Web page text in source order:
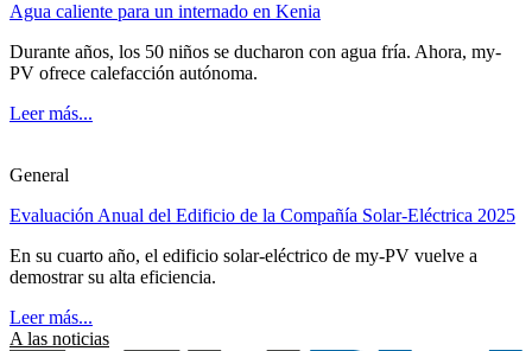
Agua caliente para un internado en Kenia
Durante años, los 50 niños se ducharon con agua fría. Ahora, my-
PV ofrece calefacción autónoma.
Leer más...
General
Evaluación Anual del Edificio de la Compañía Solar-Eléctrica 2025
En su cuarto año, el edificio solar-eléctrico de my-PV vuelve a
demostrar su alta eficiencia.
Leer más...
A las noticias